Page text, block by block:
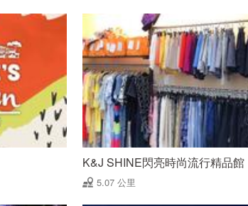
K&J SHINE閃亮時尚流行精品館
5.07 公里